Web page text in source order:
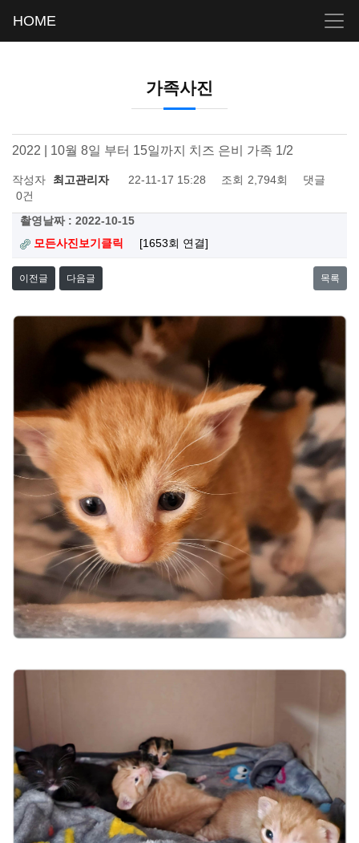
HOME
가족사진
2022 | 10월 8일 부터 15일까지 치즈 은비 가족 1/2
작성자 최고관리자 22-11-17 15:28 조회 2,794회
댓글
0건
촬영날짜 : 2022-10-15
모든사진보기클릭
[1653회 연결]
이전글 다음글 목록